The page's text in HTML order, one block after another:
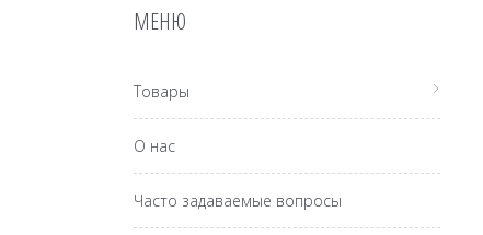
Товары
О нас
Часто задаваемые вопросы